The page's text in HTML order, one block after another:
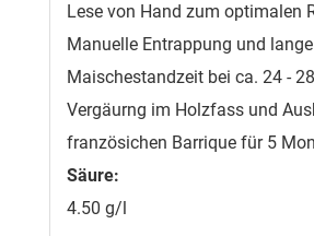
Lese von Hand zum optimalen
Manuelle Entrappung und lange
Maischestandzeit bei ca. 24 - 28
Vergäurng im Holzfass und
französichen Barrique für 5
Säure:
4.50 g/l